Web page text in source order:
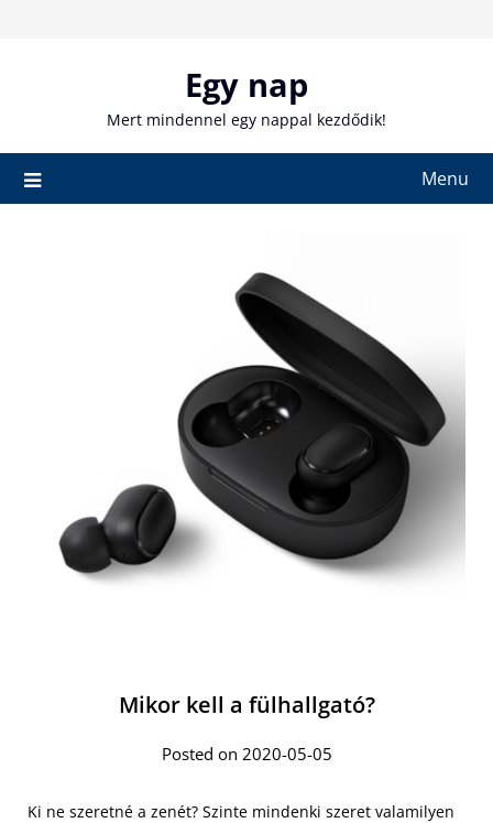
Egy nap
Mert mindennel egy nappal kezdődik!
Menu
Mikor kell a fülhallgató?
Posted on 2020-05-05
Ki ne szeretné a zenét? Szinte mindenki szeret valamilyen